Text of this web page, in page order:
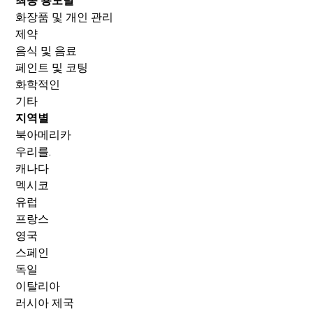
화장품 및 개인 관리
제약
음식 및 음료
페인트 및 코팅
화학적인
기타
지역별
북아메리카
우리를.
캐나다
멕시코
유럽
프랑스
영국
스페인
독일
이탈리아
러시아 제국